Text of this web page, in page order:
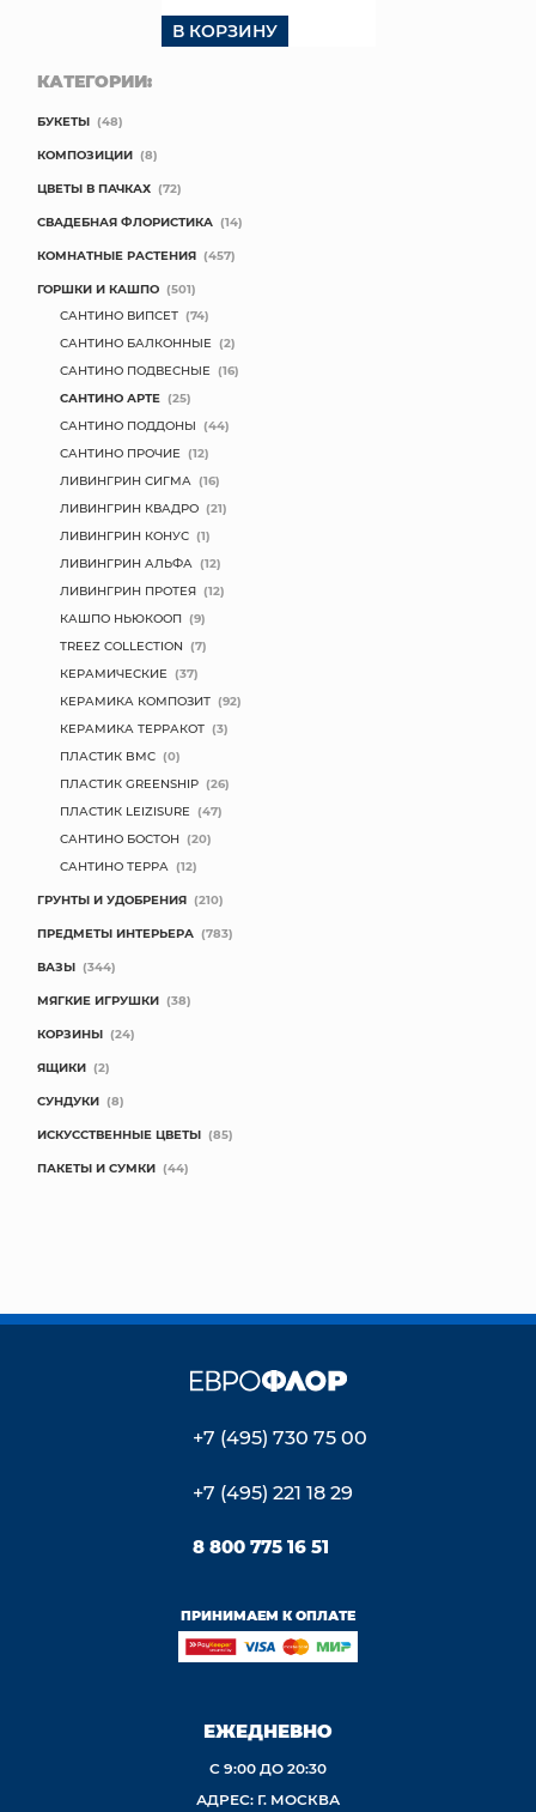
В КОРЗИНУ
КАТЕГОРИИ:
БУКЕТЫ (48)
КОМПОЗИЦИИ (8)
ЦВЕТЫ В ПАЧКАХ (72)
СВАДЕБНАЯ ФЛОРИСТИКА (14)
КОМНАТНЫЕ РАСТЕНИЯ (457)
ГОРШКИ И КАШПО (501)
САНТИНО ВИПСЕТ (74)
САНТИНО БАЛКОННЫЕ (2)
САНТИНО ПОДВЕСНЫЕ (16)
САНТИНО АРТЕ (25)
САНТИНО ПОДДОНЫ (44)
САНТИНО ПРОЧИЕ (12)
ЛИВИНГРИН СИГМА (16)
ЛИВИНГРИН КВАДРО (21)
ЛИВИНГРИН КОНУС (1)
ЛИВИНГРИН АЛЬФА (12)
ЛИВИНГРИН ПРОТЕЯ (12)
КАШПО НЬЮКООП (9)
TREEZ COLLECTION (7)
КЕРАМИЧЕСКИЕ (37)
КЕРАМИКА КОМПОЗИТ (92)
КЕРАМИКА ТЕРРАКОТ (3)
ПЛАСТИК BMC (0)
ПЛАСТИК GREENSHIP (26)
ПЛАСТИК LEIZISURE (47)
САНТИНО БОСТОН (20)
САНТИНО ТЕРРА (12)
ГРУНТЫ И УДОБРЕНИЯ (210)
ПРЕДМЕТЫ ИНТЕРЬЕРА (783)
ВАЗЫ (344)
МЯГКИЕ ИГРУШКИ (38)
КОРЗИНЫ (24)
ЯЩИКИ (2)
СУНДУКИ (8)
ИСКУССТВЕННЫЕ ЦВЕТЫ (85)
ПАКЕТЫ И СУМКИ (44)
+7 (495) 730 75 00
+7 (495) 221 18 29
8 800 775 16 51
ПРИНИМАЕМ К ОПЛАТЕ
ЕЖЕДНЕВНО
С 9:00 ДО 20:30
АДРЕС: Г. МОСКВА